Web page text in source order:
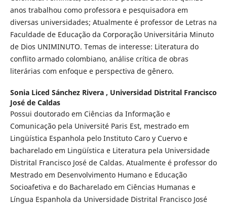
anos trabalhou como professora e pesquisadora em
diversas universidades; Atualmente é professor de Letras na
Faculdade de Educação da Corporação Universitária Minuto
de Dios UNIMINUTO. Temas de interesse: Literatura do
conflito armado colombiano, análise crítica de obras
literárias com enfoque e perspectiva de gênero.
Sonia Liced Sánchez Rivera , Universidad Distrital Francisco
José de Caldas
Possui doutorado em Ciências da Informação e
Comunicação pela Université Paris Est, mestrado em
Lingüística Espanhola pelo Instituto Caro y Cuervo e
bacharelado em Lingüística e Literatura pela Universidade
Distrital Francisco José de Caldas. Atualmente é professor do
Mestrado em Desenvolvimento Humano e Educação
Socioafetiva e do Bacharelado em Ciências Humanas e
Língua Espanhola da Universidade Distrital Francisco José